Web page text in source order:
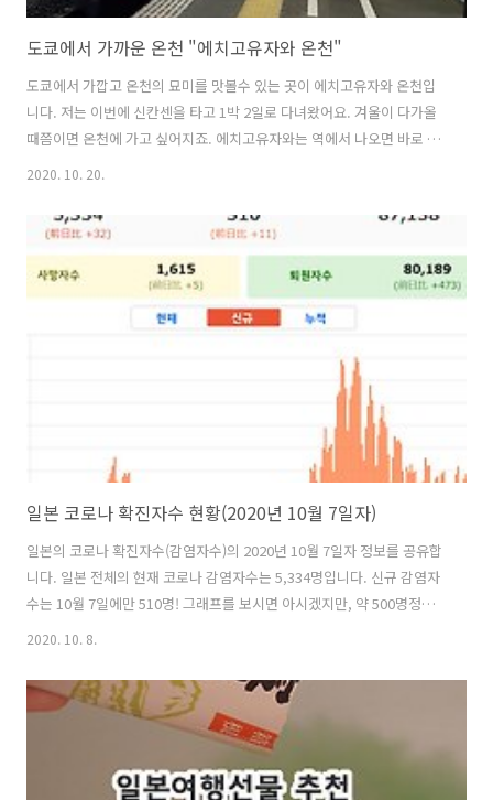
도쿄에서 가까운 온천 "에치고유자와 온천"
도쿄에서 가깝고 온천의 묘미를 맛볼수 있는 곳이 에치고유자와 온천입
니다. 저는 이번에 신칸센을 타고 1박 2일로 다녀왔어요. 겨울이 다가올
때쯤이면 온천에 가고 싶어지죠. 에치고유자와는 역에서 나오면 바로 온
서 근처에 있는 이나모토 료칸입니다. 엄청 크더라고요. 1층에는 노래방
이나 연회장이 있어서, 지역 주민들의 연회장으로 많이 이용되는듯 했어
요. 결혼식이나 환갑잔치나 생일파티 등등... 제가 간 날도 저녁에 연회장
에서 노래소리가 많이 들리더라고요. 이나모토 료칸 주차장앞에 있는 무
료 족욕입니다. 온천 지역이라 길을 걷다보면 무료족욕 시설이 많더라고
2020. 10. 20.
일본 코로나 확진자수 현황(2020년 10월 7일자)
일본의 코로나 확진자수(감염자수)의 2020년 10월 7일자 정보를 공유합
니다. 일본 전체의 현재 코로나 감염자수는 5,334명입니다. 신규 감염자
수는 10월 7일에만 510명! 그래프를 보시면 아시겠지만, 약 500명정도
가 매일 신규 확진자로 나오고 있는 상황입니다. 도쿄 신규 코로나 확진
상황입니다. 그래프가 주는듯 하면서도 현재는 약 200명선을 계속 유지
하고 있는 것처럼도 보입니다. 일본 지역별 코로나 감염자수 (2020년 10
월 7일 시점) 누적이 아닌 현재 감염되어 있는 인원수입니다. 도쿄 : 1868
명. 오사카 : 463명. 홋카이도 : 196명 후쿠오카 : 76명 일본 지역별 코로
나 신규 감염자수 (2020년 10월 7일..
2020. 10. 8.